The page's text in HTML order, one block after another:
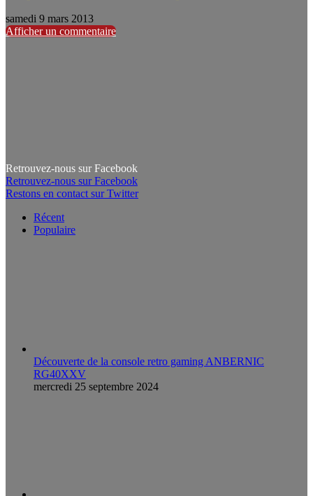
samedi 9 mars 2013
Afficher un commentaire
Retrouvez-nous sur Facebook
Retrouvez-nous sur Facebook
Restons en contact sur Twitter
Récent
Populaire
Découverte de la console retro gaming ANBERNIC
RG40XXV
mercredi 25 septembre 2024